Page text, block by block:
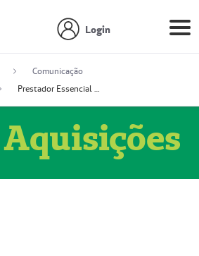
Login
Comunicação
Prestador Essencial Gestão em Saúde Ereli (51004354-7)